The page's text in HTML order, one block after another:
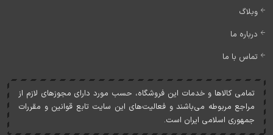
وبلاگ
درباره ما
تماس با ما
تمامی کالاها و خدمات اين فروشگاه، حسب مورد دارای مجوزهای لازم از
مراجع مربوطه می‌باشند و فعاليت‌های اين سايت تابع قوانين و مقررات
جمهوری اسلامی ايران است.